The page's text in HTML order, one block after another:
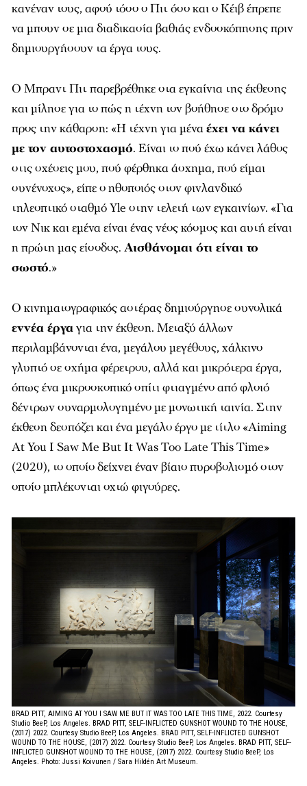
κανέναν τους, αφού τόσο ο Πιτ όσο και ο Κέιβ έπρεπε
να μπουν σε μια διαδικασία βαθιάς ενδοσκόπησης πριν
δημιουργήσουν τα έργα τους.
Ο Μπραντ Πιτ παρεβρέθηκε στα εγκαίνια της έκθεσης
και μίλησε για το πώς η τέχνη τον βοήθησε στο δρόμο
προς την κάθαρση: «Η τέχνη για μέναέχει να κάνει
με τον αυτοστοχασμό. Είναι το πού έχω κάνει λάθος
στις σχέσεις μου, πού φέρθηκα άσχημα, πού είμαι
συνένοχος», είπε ο ηθοποιός στον φινλανδικό
τηλεοπτικό σταθμό Yle στην τελετή των εγκαινίων. «Για
τον Νικ και εμένα είναι ένας νέος κόσμος και αυτή είναι
η πρώτη μας είσοδος. Αισθάνομαι ότι είναι το
σωστό.»
Ο κινηματογραφικός αστέρας δημιούργησε συνολικά
εννέα έργαγια την έκθεση. Μεταξύ άλλων
περιλαμβάνονται ένα, μεγάλου μεγέθους, χάλκινο
γλυπτό σε σχήμα φέρετρου, αλλά και μικρότερα έργα,
όπως ένα μικροσκοπικό σπίτι φτιαγμένο από φλοιό
δέντρων συναρμολογημένο με μονωτική ταινία. Στην
έκθεση δεσπόζει και ένα μεγάλο έργο με τίτλο «Aiming
At You I Saw Me But It Was Too Late This Time»
(2020), το οποίο δείχνει έναν βίαιο πυροβολισμό στον
οποίο μπλέκονται οχτώ φιγούρες.
BRAD PITT, AIMING AT YOU I SAW ME BUT IT WAS TOO LATE THIS TIME, 2022. Courtesy
Studio BeeP, Los Angeles. BRAD PITT, SELF-INFLICTED GUNSHOT WOUND TO THE HOUSE,
(2017) 2022. Courtesy Studio BeeP, Los Angeles. BRAD PITT, SELF-INFLICTED GUNSHOT
WOUND TO THE HOUSE, (2017) 2022. Courtesy Studio BeeP, Los Angeles. BRAD PITT, SELF-
INFLICTED GUNSHOT WOUND TO THE HOUSE, (2017) 2022. Courtesy Studio BeeP, Los
Angeles. Photo: Jussi Koivunen / Sara Hildén Art Museum.